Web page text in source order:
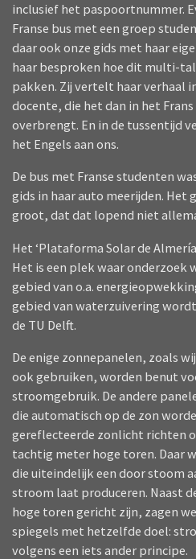
inclusief het paspoortnummer.
Franse bus met een groep
daar ook onze gids met haar
haar besproken hoe dit multi-
pakken. Zij vertelt haar verhaal
docente, die het dan in het
overbrengt. En in de tussentijd
het Engels aan ons.
De bus met Franse studenten
gids in haar auto meerijden. Het
groot, dat dat lopend niet
Het ‘Plataforma Solar de
Het is een plek waar
gebied van o.a.
gebied van waterzuivering
de TU Delft.
De enige zonnepanelen, zoals
ook gebruiken, worden benut
stroomgebruik. De andere
die automatisch op de zon
gereflecteerde zonlicht richten
tachtig meter hoge toren. Daar
die uiteindelijk een door stoom
stroom laat produceren. Naast
hoge toren gericht zijn, zagen
spiegels met hetzelfde doel:
volgens een iets ander principe.